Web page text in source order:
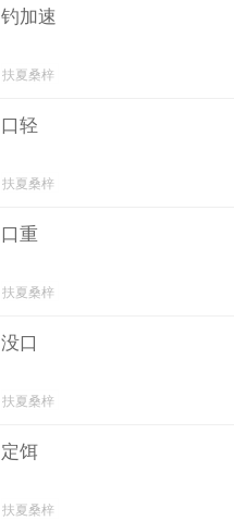
钓加速
扶夏桑梓
口轻
扶夏桑梓
口重
扶夏桑梓
没口
扶夏桑梓
定饵
扶夏桑梓